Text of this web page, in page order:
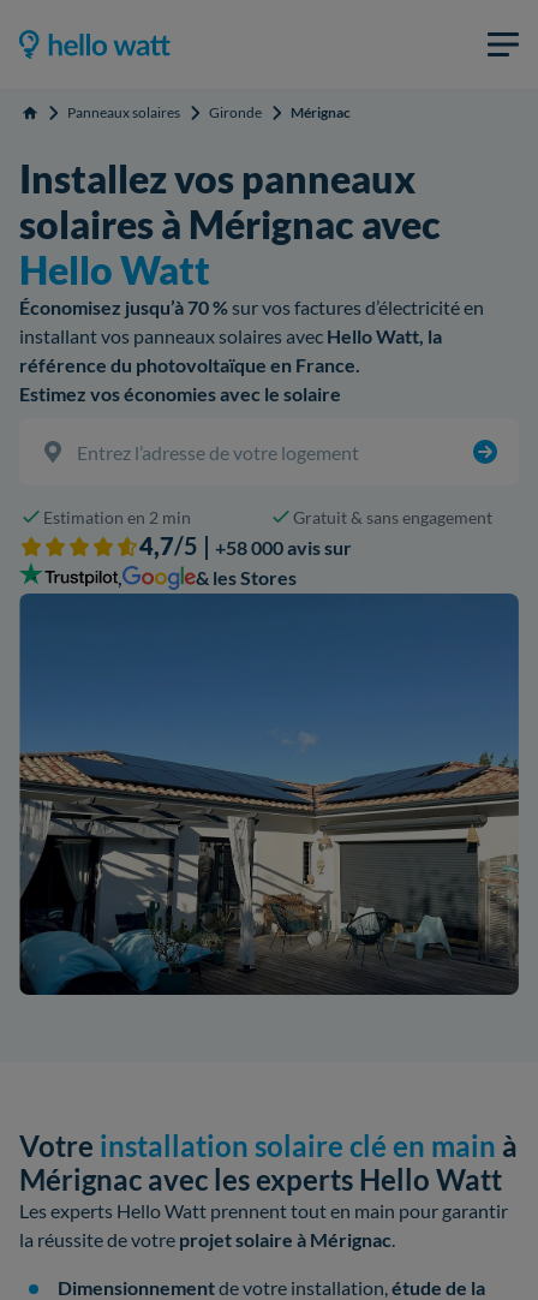
Accueil Panneaux solaires Gironde Mérignac
Installez vos panneaux
solaires à Mérignac avec
Hello Watt
Économisez jusqu’à 70 %sur vos factures d’électricité en
installant vos panneaux solaires avec Hello Watt, la
référence du photovoltaïque en France.
Estimez vos économies avec le solaire
Estimation en 2 min Gratuit & sans engagement
4,7/5 | +58 000 avis sur
,
& les Stores
Votre installation solaire clé en main à
Mérignac avec les experts Hello Watt
Les experts Hello Watt prennent tout en main pour garantir
la réussite de votre projet solaire à Mérignac
Dimensionnementde votre installation, étude de la